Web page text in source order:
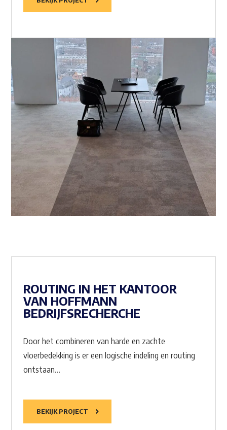
ROUTING IN HET KANTOOR
VAN HOFFMANN
BEDRIJFSRECHERCHE
Door het combineren van harde en zachte
vloerbedekking is er een logische indeling en routing
ontstaan…
BEKIJK PROJECT